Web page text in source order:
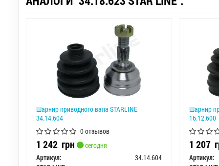
Шарнир приводного вала STARLINE
34.14.604
0 отзывов
1 242 грн
сегодня
Артикул:
34.14.604
Шарнир
16.12.600
1 207
Артикул: